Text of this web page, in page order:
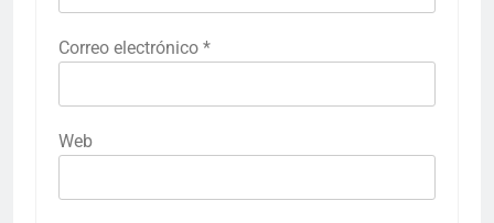
Correo electrónico *
Web